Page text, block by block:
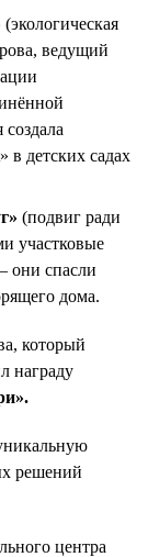
(экологическая
ведущий
в детских садах
(подвиг ради
участковые
они спасли
дома.
который
награду
решений
центра